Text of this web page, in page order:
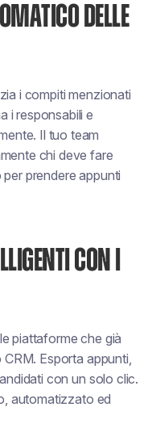
DELLE
i compiti menzionati
i responsabili e
Il tuo team
chi deve fare
prendere appunti
CON I
piattaforme che già
Esporta appunti,
con un solo clic.
automatizzato ed